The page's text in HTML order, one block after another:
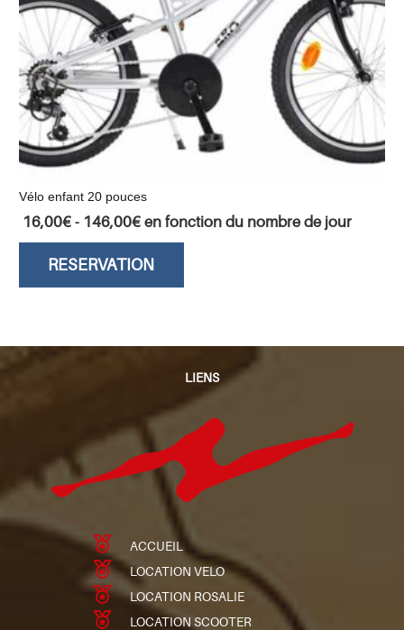
Vélo enfant 20 pouces
16,00€ - 146,00€ en fonction du nombre de jour
RESERVATION
LIENS
ACCUEIL
LOCATION VELO
LOCATION ROSALIE
LOCATION SCOOTER